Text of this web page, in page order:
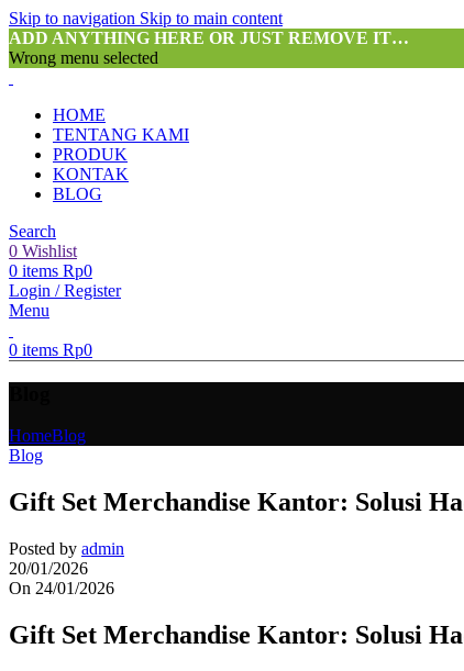
Skip to navigation Skip to main content
ADD ANYTHING HERE OR JUST REMOVE IT…
Wrong menu selected
HOME
TENTANG KAMI
PRODUK
KONTAK
BLOG
Search
0 Wishlist
0 items Rp0
Login / Register
Menu
0 items Rp0
HomeBlog
Blog
Gift Set Merchandise Kantor: Solusi
Posted by admin
20/01/2026
On 24/01/2026
Gift Set Merchandise Kantor: Solusi